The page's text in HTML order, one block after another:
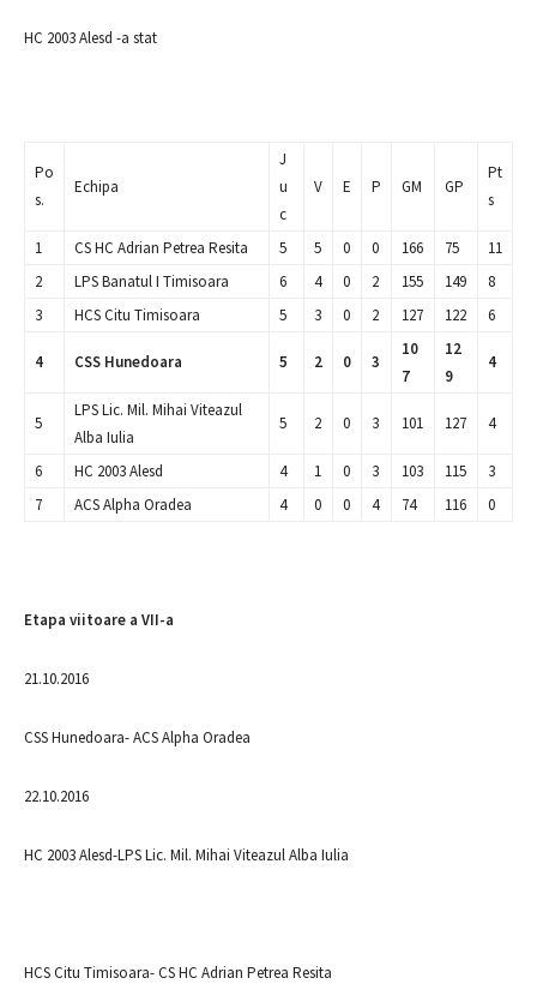
HC 2003 Alesd -a stat
Po
s.
Echipa
J
u
c
V E P GM GP
Pt
s
1 CS HC Adrian Petrea Resita 5 5 0 0 166 75
11
2
LPS Banatul I Timisoara 6 4 0 2 155 149
8
3
HCS Citu Timisoara 5 3 0 2 127 122 6
4 CSS Hunedoara 5 2 0 3
10
7
12
9
4
5
LPS Lic. Mil. Mihai Viteazul
Alba Iulia
5 2 0 3 101 127 4
6 HC 2003 Alesd 4 1 0 3 103 115
3
7
ACS Alpha Oradea 4 0 0 4 74 116 0
Etapa viitoare a VII-a
21.10.2016
CSS Hunedoara- ACS Alpha Oradea
22.10.2016
HC 2003 Alesd-LPS Lic. Mil. Mihai Viteazul Alba Iulia
HCS Citu Timisoara- CS HC Adrian Petrea Resita